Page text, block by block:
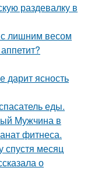
раздевалку в
лишним весом
дарит ясность
еды.
Мужчина в
фитнеса.
спустя месяц
о